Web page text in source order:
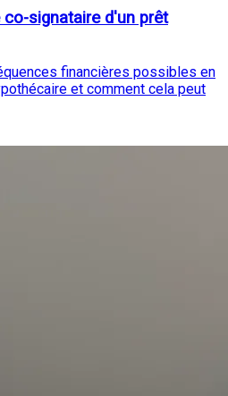
signataire d'un prêt
financières possibles en
et comment cela peut